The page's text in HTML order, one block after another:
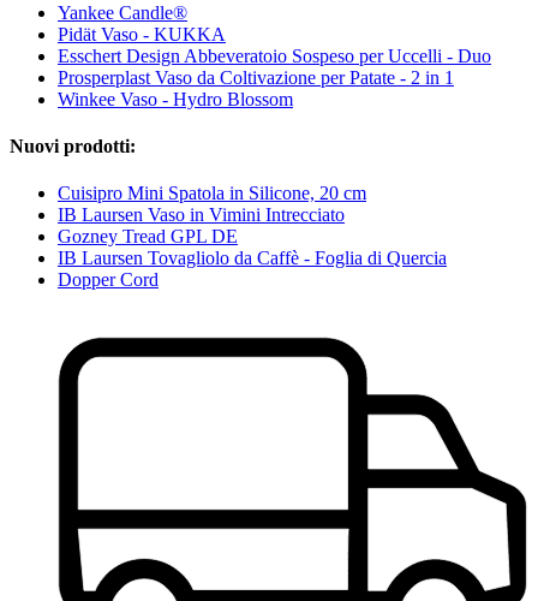
Yankee Candle®
Pidät Vaso - KUKKA
Esschert Design Abbeveratoio Sospeso per Uccelli - Duo
Prosperplast Vaso da Coltivazione per Patate - 2 in 1
Winkee Vaso - Hydro Blossom
Nuovi prodotti:
Cuisipro Mini Spatola in Silicone, 20 cm
IB Laursen Vaso in Vimini Intrecciato
Gozney Tread GPL DE
IB Laursen Tovagliolo da Caffè - Foglia di Quercia
Dopper Cord